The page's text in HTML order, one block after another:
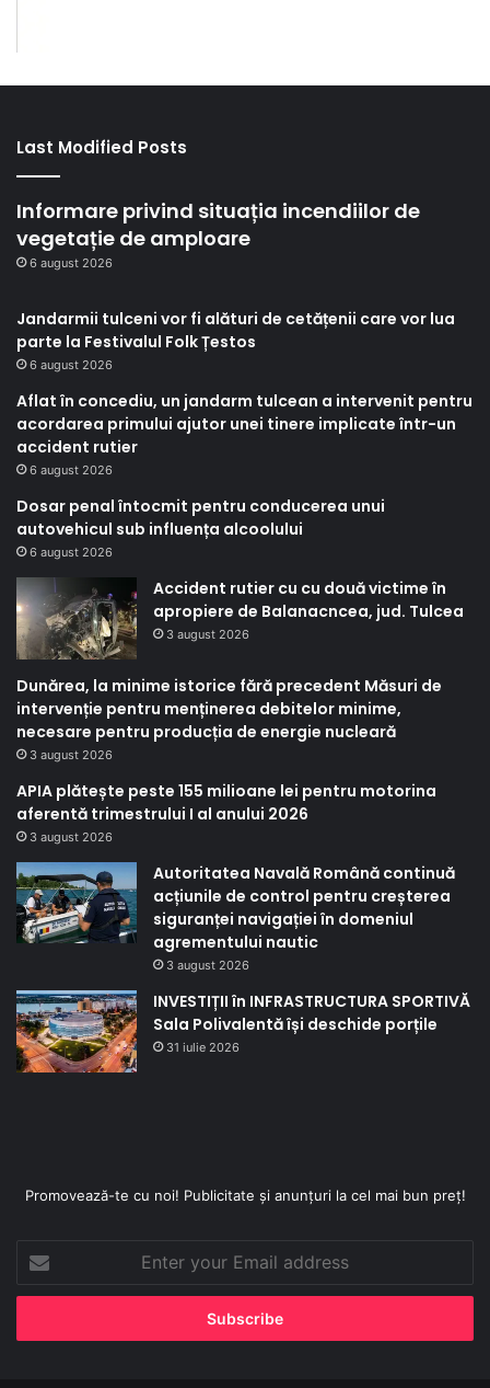
Last Modified Posts
Informare privind situația incendiilor de
vegetație de amploare
6 august 2026
Jandarmii tulceni vor fi alături de cetățenii care vor lua
parte la Festivalul Folk Țestos
6 august 2026
Aflat în concediu, un jandarm tulcean a intervenit pentru
acordarea primului ajutor unei tinere implicate într-un
accident rutier
6 august 2026
Dosar penal întocmit pentru conducerea unui
autovehicul sub influența alcoolului
6 august 2026
Accident rutier cu cu două victime în
apropiere de Balanacncea, jud. Tulcea
3 august 2026
Dunărea, la minime istorice fără precedent Măsuri de
intervenție pentru menținerea debitelor minime,
necesare pentru producția de energie nucleară
3 august 2026
APIA plătește peste 155 milioane lei pentru motorina
aferentă trimestrului I al anului 2026
3 august 2026
Autoritatea Navală Română continuă
acțiunile de control pentru creșterea
siguranței navigației în domeniul
agrementului nautic
3 august 2026
INVESTIȚII în INFRASTRUCTURA SPORTIVĂ
Sala Polivalentă își deschide porțile
31 iulie 2026
Promovează-te cu noi! Publicitate și anunțuri la cel mai bun preț!
Enter
your
Email